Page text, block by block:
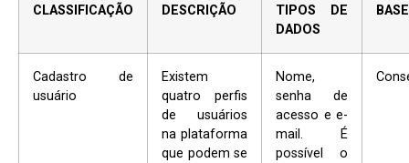
CLASSIFICAÇÃO DESCRIÇÃO
TIPOS DE
DADOS
Cadastro de
usuário
Existem
quatro perfis
de usuários
na plataforma
que podem se
Nome,
senha de
acesso e e-
mail. É
possível o